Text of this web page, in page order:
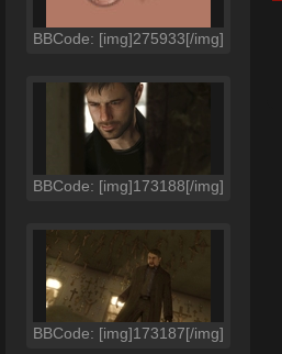
BBCode: [img]275933[/img]
BBCode: [img]173188[/img]
BBCode: [img]173187[/img]